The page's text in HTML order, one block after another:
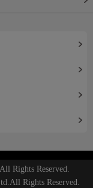
Rights Reserved.
Rights Reserved.